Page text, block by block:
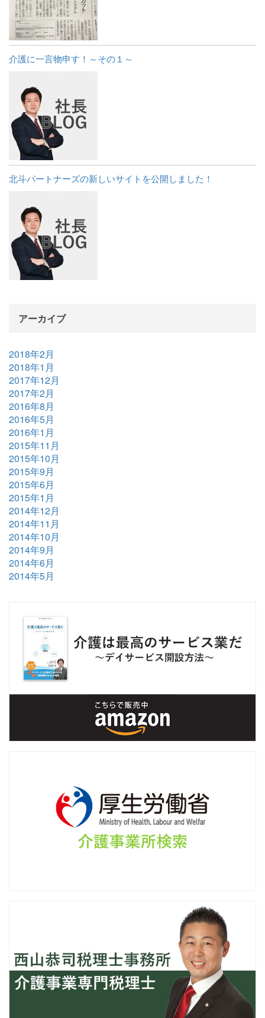
介護に一言物申す！～その１～
北斗パートナーズの新しいサイトを公開しました！
アーカイブ
2018年2月
2018年1月
2017年12月
2017年2月
2016年8月
2016年5月
2016年1月
2015年11月
2015年10月
2015年9月
2015年6月
2015年1月
2014年12月
2014年11月
2014年10月
2014年9月
2014年6月
2014年5月